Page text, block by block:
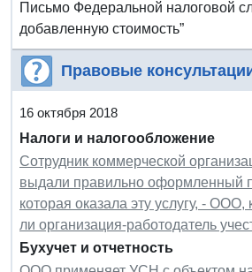
Письмо Федеральной налоговой
добавленную стоимость”
Правовые
16 октября 2018
Налоги и налогообложение
Сотрудник коммерческой
выдали правильно оформленный
которая оказала эту услугу, -
ли организация-работодатель
Бухучет и отчетность